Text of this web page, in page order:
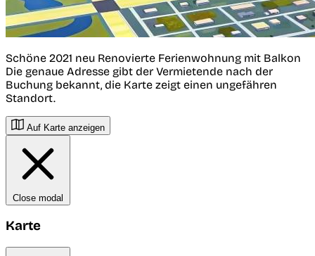
Schöne 2021 neu Renovierte Ferienwohnung mit Balkon
Die genaue Adresse gibt der Vermietende nach der
Buchung bekannt, die Karte zeigt einen ungefähren
Standort.
Auf Karte anzeigen
Close modal
Karte